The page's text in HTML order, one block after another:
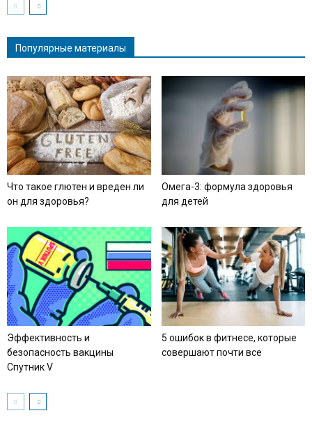
Популярные материалы
Что такое глютен и вреден ли
он для здоровья?
Омега-3: формула здоровья
для детей
Эффективность и
безопасность вакцины
Спутник V
5 ошибок в фитнесе, которые
совершают почти все